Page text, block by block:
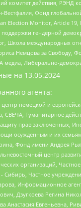
комитет действия,
Фонд
Election Monitor, Article
гендерной
Школа международных
Немцова за Свободу,
Либерально-
на 13.05.2024
агента:
немецкой и
Гуманитарное
прав заключенных,
осужденным и их
Фонд имени Андрея
центр
организаций, Частное
Частное
Информационное
Дзугкоева Регина
Анастасия Евгеньевна,